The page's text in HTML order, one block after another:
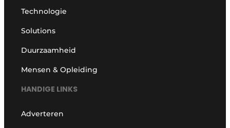
Technologie
Solutions
Duurzaamheid
Mensen & Opleiding
HANDIGE LINKS
Adverteren